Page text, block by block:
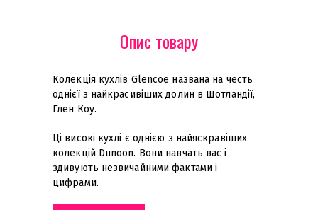
Опис товару
Колекція кухлів Glencoe названа на честь
однієї з найкрасивіших долин в Шотландії,
Глен Коу.
Ці високі кухлі є однією з найяскравіших
колекцій Dunoon. Вони навчать вас і
здивують незвичайними фактами і
цифрами.